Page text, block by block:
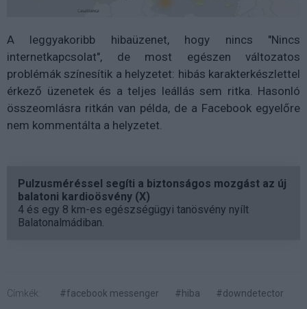
A leggyakoribb hibaüzenet, hogy nincs "Nincs
internetkapcsolat", de most egészen változatos
problémák színesítik a helyzetet: hibás karakterkészlettel
érkező üzenetek és a teljes leállás sem ritka. Hasonló
összeomlásra ritkán van példa, de a Facebook egyelőre
nem kommentálta a helyzetet.
Pulzusméréssel segíti a biztonságos mozgást az új
balatoni kardioösvény (X)
4 és egy 8 km-es egészségügyi tanösvény nyílt
Balatonalmádiban.
Címkék: #facebook messenger #hiba #downdetector